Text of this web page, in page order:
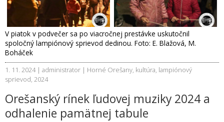
V piatok v podvečer sa po viacročnej prestávke uskutočnil
spoločný lampiónový sprievod dedinou. Foto: E. Blažová, M.
Boháček
1. 11. 2024 | administrator | Horné Orešany, kultúra, lampiónový
sprievod, 2024
Orešanský rínek ľudovej muziky 2024 a
odhalenie pamätnej tabule